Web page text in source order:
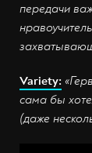
передачи
Variety:
сама бы
(даже